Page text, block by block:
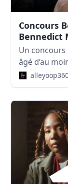
Concours
Bennedict
Un concours
âgé d’au